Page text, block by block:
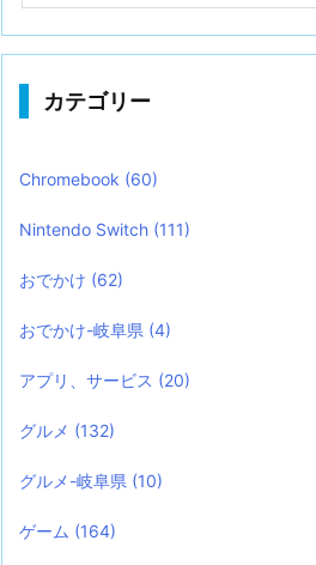
カテゴリー
Chromebook (60)
Nintendo Switch (111)
おでかけ (62)
おでかけ-岐阜県 (4)
アプリ、サービス (20)
グルメ (132)
グルメ-岐阜県 (10)
ゲーム (164)